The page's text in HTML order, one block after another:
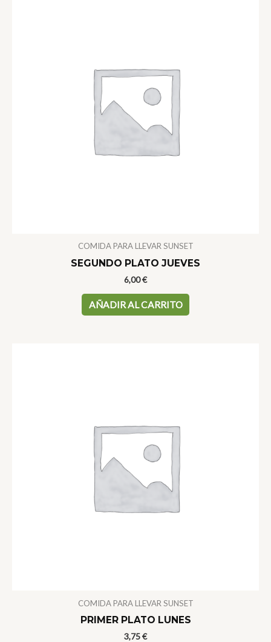
COMIDA PARA LLEVAR SUNSET
SEGUNDO PLATO JUEVES
6,00€
AÑADIR AL CARRITO
COMIDA PARA LLEVAR SUNSET
PRIMER PLATO LUNES
3,75€